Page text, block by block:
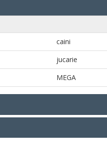
caini
jucarie
MEGA